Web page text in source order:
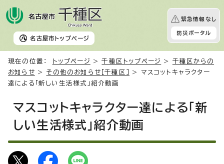
名古屋市 トップページ
緊急情報なし
防災ポータル
現在の位置： トップページ >千種区トップページ > 千種区からの
お知らせ > その他のお知らせ［千種区］
> マスコットキャラクター
達による「新しい生活様式」紹介動画
マスコットキャラクター達による「新
しい生活様式」紹介動画